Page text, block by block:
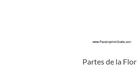
Partes de la Flor